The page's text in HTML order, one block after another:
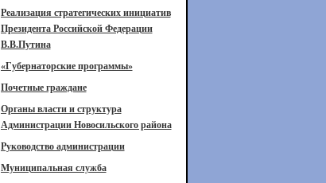
Реализация стратегических инициатив
Президента Российской Федерации
В.В.Путина
«Губернаторские программы»
Почетные граждане
Органы власти и структура
Администрации Новосильского района
Руководство администрации
Муниципальная служба